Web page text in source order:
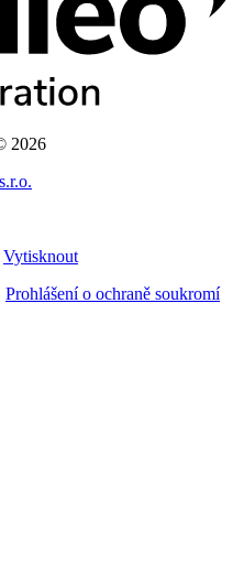
2026
Vytisknout
Prohlášení o ochraně soukromí